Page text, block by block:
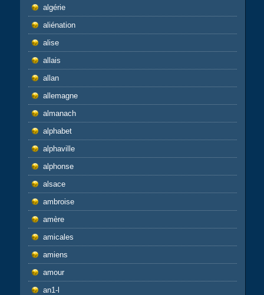
algérie
aliénation
alise
allais
allan
allemagne
almanach
alphabet
alphaville
alphonse
alsace
ambroise
amère
amicales
amiens
amour
an1-l